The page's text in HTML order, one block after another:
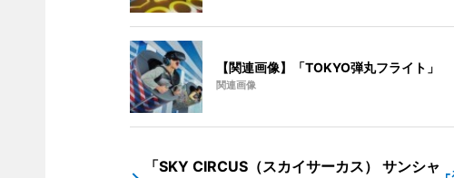
【関連画像】「TOKYO弾丸フライト」
関連画像
「SKY CIRCUS（スカイサーカス） サンシャ